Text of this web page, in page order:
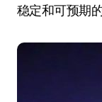
稳定和可预期